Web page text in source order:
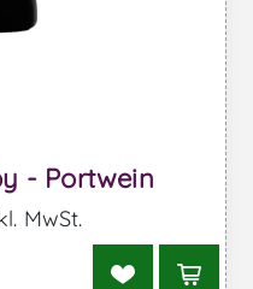
- Portwein
MwSt.